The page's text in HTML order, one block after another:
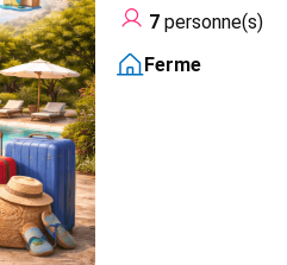
7personne(s)
Ferme